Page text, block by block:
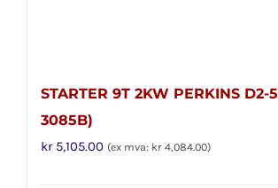
STARTER 9T 2KW PERKINS D2-
3085B)
kr5,105.00 (ex mva: kr 4,084.00)